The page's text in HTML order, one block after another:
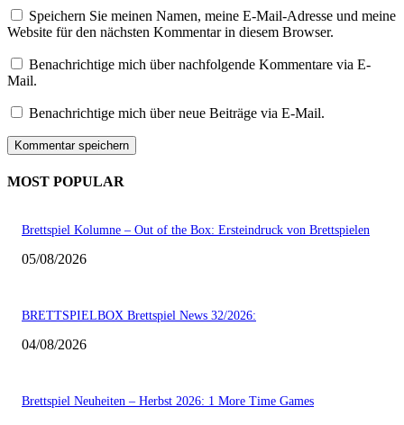
Speichern Sie meinen Namen, meine E-Mail-Adresse und meine
Website für den nächsten Kommentar in diesem Browser.
Benachrichtige mich über nachfolgende Kommentare via E-
Mail.
Benachrichtige mich über neue Beiträge via E-Mail.
MOST POPULAR
Brettspiel Kolumne – Out of the Box: Ersteindruck von Brettspielen
05/08/2026
BRETTSPIELBOX Brettspiel News 32/2026:
04/08/2026
Brettspiel Neuheiten – Herbst 2026: 1 More Time Games